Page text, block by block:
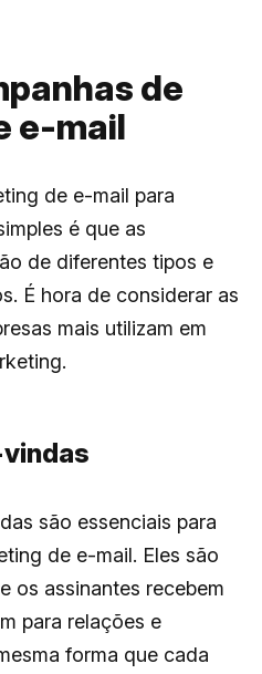
de
e-mail
de e-mail para
é que as
de diferentes tipos e
É hora de considerar as
mais utilizam em
são essenciais para
de e-mail. Eles são
os assinantes recebem
para relações e
forma que cada